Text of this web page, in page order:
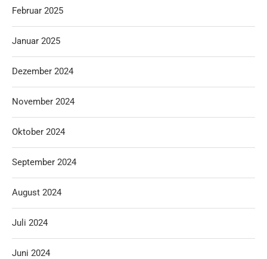
Februar 2025
Januar 2025
Dezember 2024
November 2024
Oktober 2024
September 2024
August 2024
Juli 2024
Juni 2024